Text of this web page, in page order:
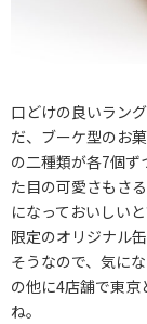
口どけの良いラン
だ、ブーケ型のお
の二種類が各7個
た目の可愛さもさ
になっておいしい
限定のオリジナル
そうなので、気に
の他に4店舗で東京
ね。